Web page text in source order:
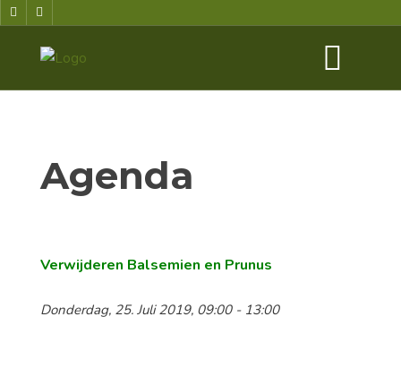
Agenda
Verwijderen Balsemien en Prunus
Donderdag, 25. Juli 2019, 09:00 - 13:00